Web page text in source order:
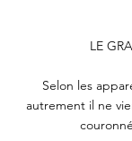
LE
Selon les
autrement il ne